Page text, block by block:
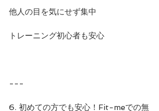
他人の目を気にせず集中
トレーニング初心者も安心
---
6. 初めての方でも安心！Fit-meでの無